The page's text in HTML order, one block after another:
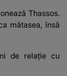
Thassos.
mătasea, însă
de relație cu